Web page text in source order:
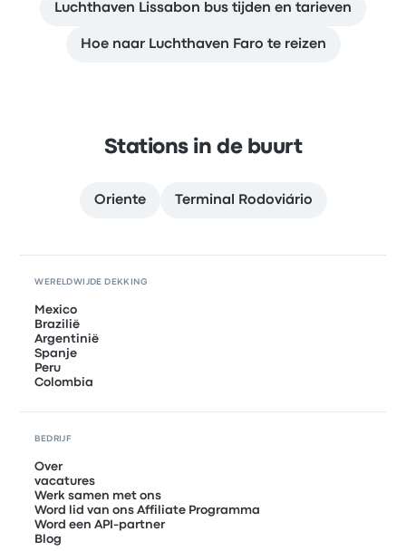
Luchthaven Lissabon bus tijden en tarieven
Hoe naar Luchthaven Faro te reizen
Stations in de buurt
Oriente Terminal Rodoviário
WERELDWIJDE DEKKING
Mexico
Brazilië
Argentinië
Spanje
Peru
Colombia
BEDRIJF
Over
vacatures
Werk samen met ons
Word lid van ons Affiliate Programma
Word een API-partner
Blog